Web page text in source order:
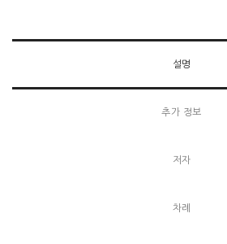
설명
추가 정보
저자
차례